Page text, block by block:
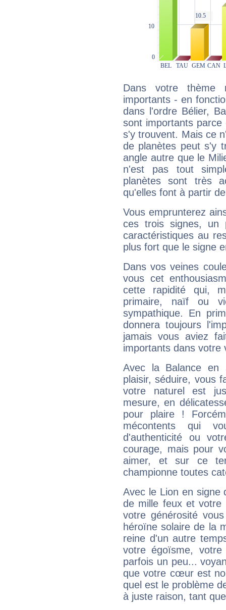
Dans votre thème
importants - en
dans l'ordre Bélier,
sont importants parce
s'y trouvent. Mais ce
de planètes peut s'y
angle autre que le
n'est pas tout
planètes sont très
qu'elles font à partir
Vous emprunterez
ces trois signes, un
caractéristiques au
plus fort que le signe
Dans vos veines
vous cet
cette rapidité qui,
primaire, naïf ou
sympathique. En
donnera toujours
jamais vous aviez
importants dans votre
Avec la Balance en
plaisir, séduire, vous
votre naturel est
mesure, en
pour plaire !
mécontents qui
d'authenticité ou
courage, mais pour
aimer, et sur ce
championne toutes
Avec le Lion en signe
de mille feux et votre
votre générosité
héroïne solaire de la
reine d'un autre
votre égoïsme,
parfois un peu...
que votre cœur est
quel est le problème
à juste raison, tant